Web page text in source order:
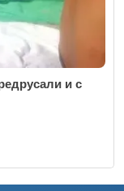
и с